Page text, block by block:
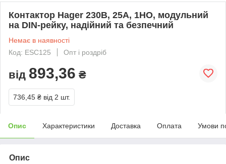
Контактор Hager 230В, 25A, 1НО, модульний
на DIN-рейку, надійний та безпечний
Немає в наявності
Код: ESC125
Опт і роздріб
від 893,36 ₴
736,45 ₴ від 2 шт.
Опис Характеристики Доставка Оплата Умови
Опис